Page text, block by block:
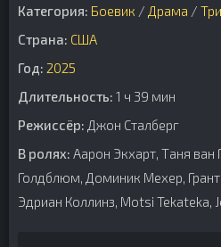
Категория: Боевик / Драма /
Страна: США
Год: 2025
Длительность: 1 ч 39 мин
Режиссёр: Джон Сталберг
В ролях: Аарон Экхарт, Таня ван
Голдблюм, Доминик Мехер,
Эдриан Коллинз, Motsi Tekateka,